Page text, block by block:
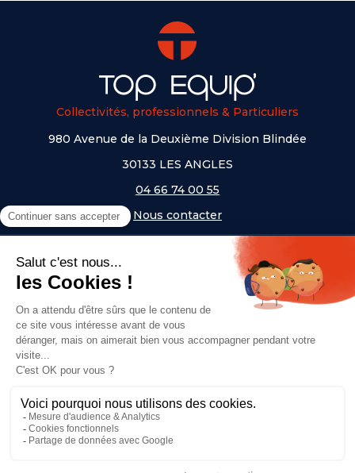
Collectivités, professionnels & Particuliers
980 Avenue de la Deuxième Division Blindée
30133 LES ANGLES
04 66 74 00 55
Nous contacter
NOS UNIVERS
- Serem
- Lifetime
- Mottez
- JAD Groupe